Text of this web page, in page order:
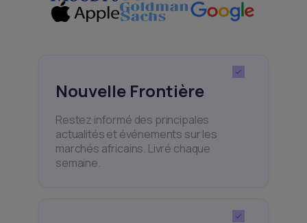
Nouvelle Frontière
Restez informé des principales
actualités et événements sur les
marchés africains. Livré chaque
semaine.